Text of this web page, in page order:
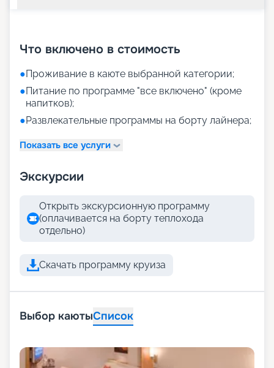
Что включено в стоимость
●Проживание в каюте выбранной категории;
●Питание по программе "все включено" (кроме
напитков);
●Развлекательные программы на борту лайнера;
Показать все услуги
Экскурсии
Открыть экскурсионную программу
(оплачивается на борту теплохода
отдельно)
Скачать программу круиза
Выбор каютыСписок